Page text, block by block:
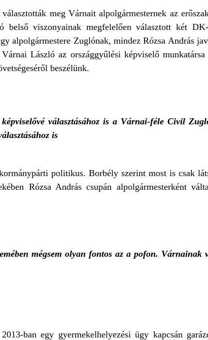
meg Várnait alpolgármesternek az
viszonyainak megfelelően választott két
alpolgármestere Zuglónak, mindez Rózsa András
László az országgyűlési képviselő
beszélünk.
választásához is a Várnai-féle Civil
is
politikus. Borbély szerint most is csak
Rózsa András csupán alpolgármesterként
mégsem olyan fontos az a pofon.
ban egy gyermekelhelyezési ügy kapcsán